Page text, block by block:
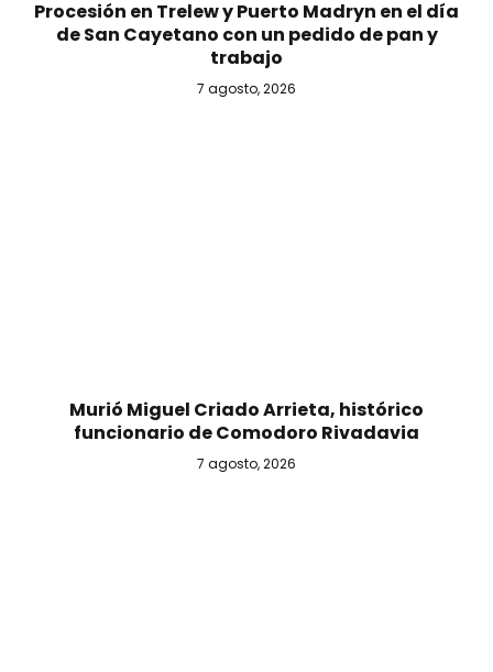
Procesión en Trelew y Puerto Madryn en el día
de San Cayetano con un pedido de pan y
trabajo
7 agosto, 2026
Murió Miguel Criado Arrieta, histórico
funcionario de Comodoro Rivadavia
7 agosto, 2026